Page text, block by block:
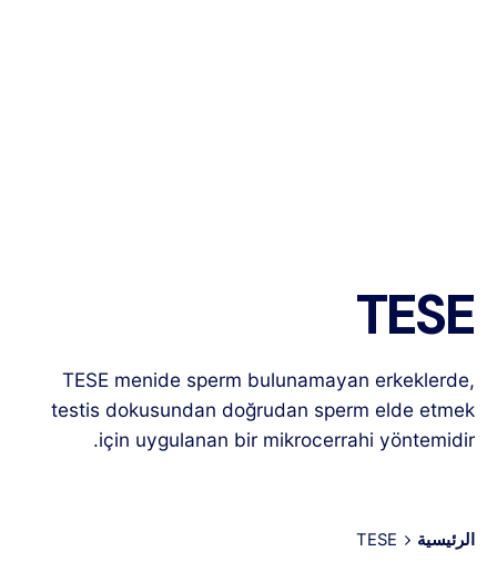
TESE
TESE menide sperm bulunamayan erkeklerde,
testis dokusundan doğrudan sperm elde etmek
için uygulanan bir mikrocerrahi yöntemidir.
الرئيسية TESE